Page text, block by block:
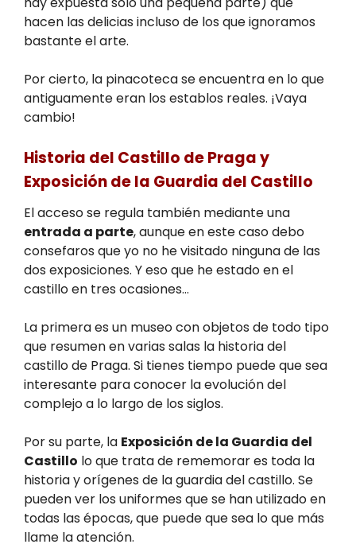
hacen las delicias incluso de los que ignoramos
bastante el arte.
Por cierto, la pinacoteca se encuentra en lo que
antiguamente eran los establos reales. ¡Vaya
cambio!
Historia del Castillo de Praga y
Exposición de la Guardia del Castillo
El acceso se regula también mediante una
entrada a parte, aunque en este caso debo
consefaros que yo no he visitado ninguna de las
dos exposiciones. Y eso que he estado en el
castillo en tres ocasiones…
La primera es un museo con objetos de todo tipo
que resumen en varias salas la historia del
castillo de Praga. Si tienes tiempo puede que sea
interesante para conocer la evolución del
complejo a lo largo de los siglos.
Por su parte, la Exposición de la Guardia del
Castillo lo que trata de rememorar es toda la
historia y orígenes de la guardia del castillo. Se
pueden ver los uniformes que se han utilizado en
todas las épocas, que puede que sea lo que más
llame la atención.